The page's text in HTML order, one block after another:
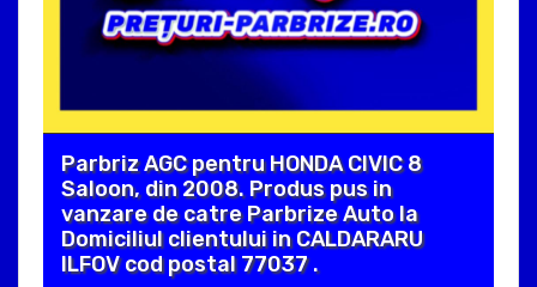
Parbriz AGC pentru HONDA CIVIC 8
Saloon, din 2008. Produs pus in
vanzare de catre Parbrize Auto la
Domiciliul clientului in CALDARARU
ILFOV cod postal 77037 .